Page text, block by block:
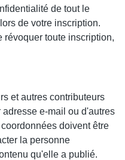
de tout le
de votre inscription.
révoquer toute inscription,
et autres contributeurs
e-mail ou d'autres
doivent être
la personne
qu'elle a publié.